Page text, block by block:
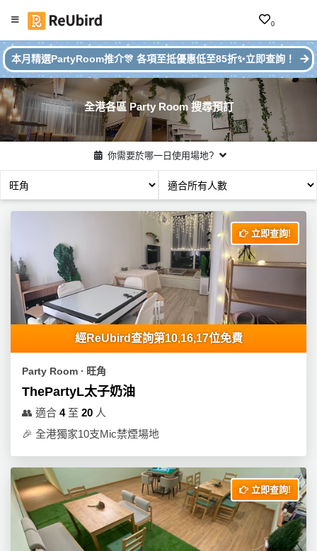
0
繁
中
EN
登
註
冊
服
務
及
品
Party
到
會
美
食
特
型
搞
Party
活
#本月
Party
Room
推介
本月精選PartyRoom推介🎊 各項至抵優惠低至85折✨立即查詢！
全港各區 Party Room 搜尋預訂
你需要於哪一日使用場地?
立即查詢!
經ReUbird查詢第10,16,17位免費
Party Room ∙ 旺角
ThePartyL太子奶油
👥 適合 4至 20 人
🎉 全港獨家10支Mic禁煙場地
立即查詢!